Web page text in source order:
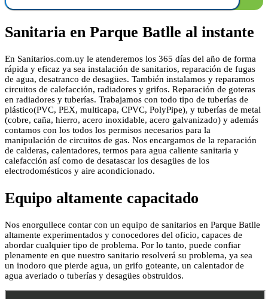
Sanitaria en Parque Batlle al instante
En Sanitarios.com.uy le atenderemos los 365 días del año de forma
rápida y eficaz ya sea instalación de sanitarios, reparación de fugas
de agua, desatranco de desagües. También instalamos y reparamos
circuitos de calefacción, radiadores y grifos. Reparación de goteras
en radiadores y tuberías. Trabajamos con todo tipo de tuberías de
plástico(PVC, PEX, multicapa, CPVC, PolyPipe), y tuberías de metal
(cobre, caña, hierro, acero inoxidable, acero galvanizado) y además
contamos con los todos los permisos necesarios para la
manipulación de circuitos de gas. Nos encargamos de la reparación
de calderas, calentadores, termos para agua caliente sanitaria y
calefacción así como de desatascar los desagües de los
electrodomésticos y aire acondicionado.
Equipo altamente capacitado
Nos enorgullece contar con un equipo de sanitarios en Parque Batlle
altamente experimentados y conocedores del oficio, capaces de
abordar cualquier tipo de problema. Por lo tanto, puede confiar
plenamente en que nuestro sanitario resolverá su problema, ya sea
un inodoro que pierde agua, un grifo goteante, un calentador de
agua averiado o tuberías y desagües obstruidos.